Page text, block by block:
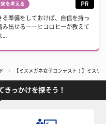
を考える PR
る準備をしておけば、自信を持っ
み出せる――ヒコロヒーが教えて
【ミスメガネ女子コンテスト！】ミスソ
きっかけを探そう！